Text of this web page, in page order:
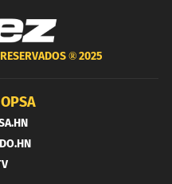
®2025